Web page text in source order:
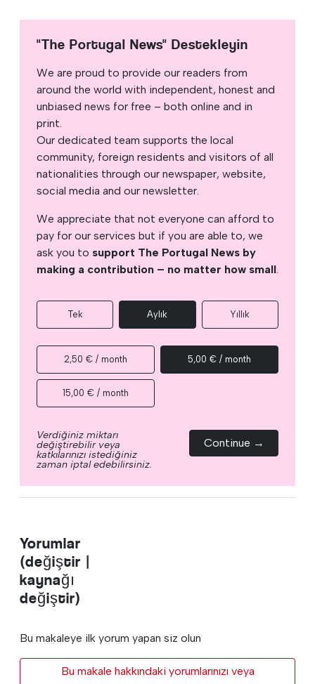
"The Portugal News" Destekleyin
We are proud to provide our readers from
around the world with independent, honest and
unbiased news for free – both online and in
print.
Our dedicated team supports the local
community, foreign residents and visitors of all
nationalities through our newspaper, website,
social media and our newsletter.
We appreciate that not everyone can afford to
pay for our services but if you are able to, we
ask you to support The Portugal News by
making a contribution – no matter how small.
Tek Aylık Yıllık
2,50 € / month 5,00 € / month
15,00 € / month
Verdiğiniz miktarı
değiştirebilir veya
katkılarınızı istediğiniz
zaman iptal edebilirsiniz.
Continue →
Yorumlar
(değiştir |
kaynağı
değiştir)
Bu makaleye ilk yorum yapan siz olun
Bu makale hakkındaki yorumlarınızı veya